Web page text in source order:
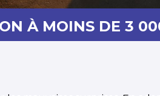
À MOINS DE 3